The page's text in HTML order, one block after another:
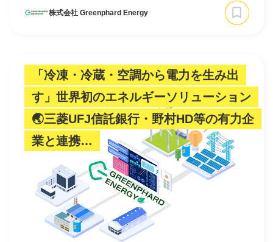
株式会社 Greenphard Energy
「冷凍・冷蔵・空調から電力を生み出
す」世界初のエネルギーソリューション
🌏三菱UFJ信託銀行・野村HD等の有力企
業と連携…